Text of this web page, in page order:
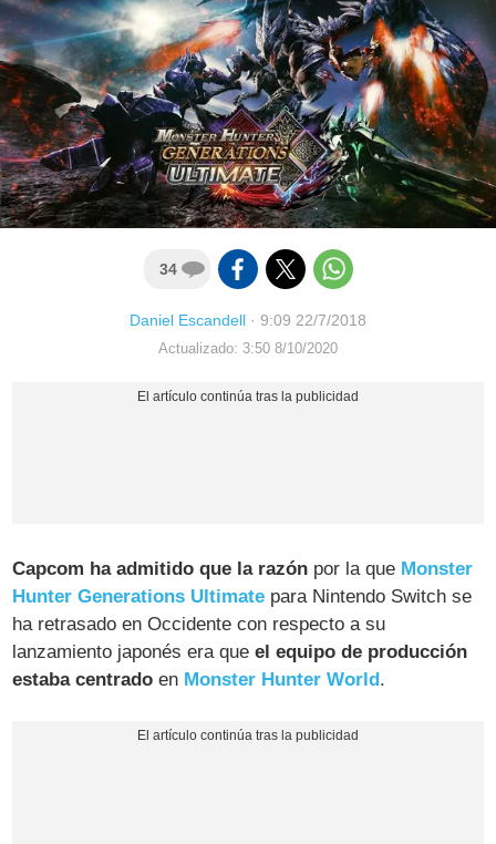
34
Daniel Escandell · 9:09 22/7/2018
Actualizado: 3:50 8/10/2020
Capcom ha admitido que la razón por la que Monster
Hunter Generations Ultimate para Nintendo Switch se
ha retrasado en Occidente con respecto a su
lanzamiento japonés era queel equipo de producción
estaba centrado en Monster Hunter World.